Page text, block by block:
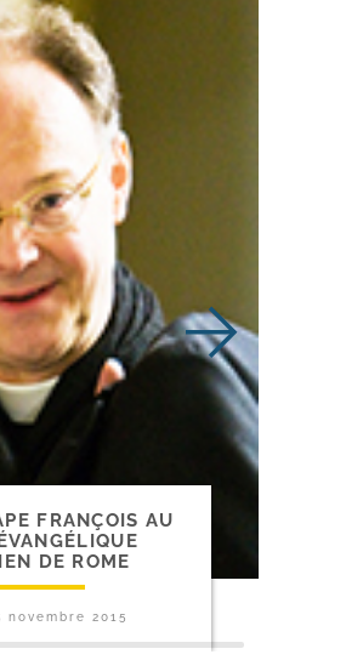
FRANÇOIS AU
DE ROME
novembre 2015